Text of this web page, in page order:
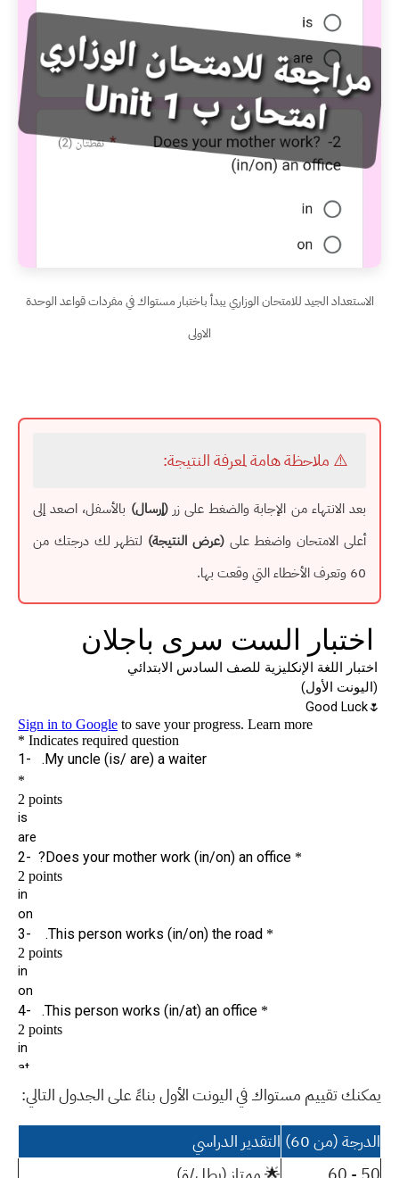
الاستعداد الجيد للامتحان الوزاري يبدأ باختبار مستواك في مفردات قواعد الوحدة
الاولى
⚠️ ملاحظة هامة لمعرفة النتيجة:
بعد الانتهاء من الإجابة والضغط على زر(إرسال) بالأسفل، اصعد إلى
أعلى الامتحان واضغط على(عرض النتيجة) لتظهر لك درجتك من
60 وتعرف الأخطاء التي وقعت بها.
يمكنك تقييم مستواك في اليونت الأول بناءً على الجدول التالي:
الدرجة (من 60)
التقدير الدراسي